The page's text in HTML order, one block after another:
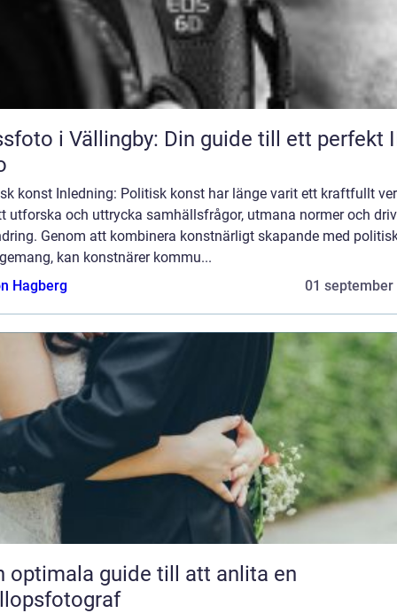
i Vällingby: Din guide till ett perfekt
konst Inledning: Politisk konst har länge varit ett kraftfullt
utforska och uttrycka samhällsfrågor, utmana normer och
Genom att kombinera konstnärligt skapande med
kan konstnärer kommu...
Hagberg
01 september
optimala guide till att anlita en